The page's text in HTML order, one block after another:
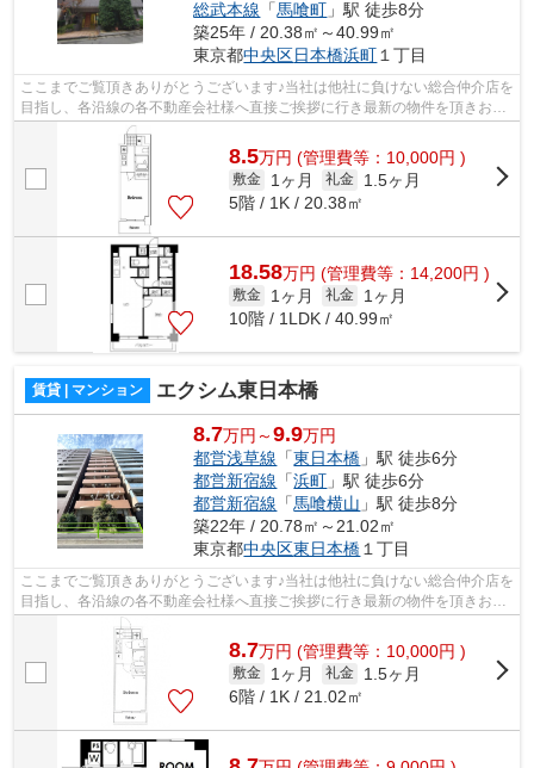
総武本線 「馬喰町 」駅 徒歩8分
築25年 / 20.38㎡～40.99㎡
東京都中央区日本橋浜町１丁目
ここまでご覧頂きありがとうございます♪当社は他社に負けない総合仲介店を
目指し、各沿線の各不動産会社様へ直接ご挨拶に行き最新の物件を頂きお客
様へ提供しております！最新の情報は...
8.5万円 (管理費等：10,000円 )
敷金 1ヶ月 礼金
1.5ヶ月
5階 / 1K / 20.38㎡
18.58万円 (管理費等：14,200円 )
敷金 1ヶ月 礼金
1ヶ月
10階 / 1LDK / 40.99㎡
賃貸 | マンション エクシム東日本橋
8.7万円～9.9万円
都営浅草線 「東日本橋 」駅 徒歩6分
都営新宿線 「浜町 」駅 徒歩6分
都営新宿線 「馬喰横山 」駅 徒歩8分
築22年 / 20.78㎡～21.02㎡
東京都中央区東日本橋 １丁目
ここまでご覧頂きありがとうございます♪当社は他社に負けない総合仲介店を
目指し、各沿線の各不動産会社様へ直接ご挨拶に行き最新の物件を頂きお客
様へ提供しております！最新の情報は...
8.7万円 (管理費等：10,000円 )
敷金 1ヶ月 礼金
1.5ヶ月
6階 / 1K / 21.02㎡